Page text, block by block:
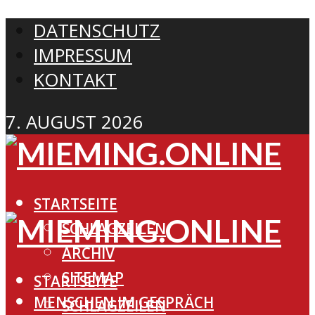
DATENSCHUTZ
IMPRESSUM
KONTAKT
7. AUGUST 2026
STARTSEITE
SCHLAGZEILEN
ARCHIV
SITEMAP
MENSCHEN IM GESPRÄCH
STARTSEITE
SCHLAGZEILEN